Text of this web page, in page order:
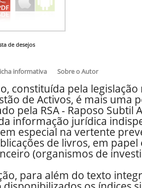
de desejos
informativa Sobre o Autor
constituída pela
de Activos, é mais uma
pela RSA - Raposo Subtil
informação jurídica
especial na vertente
de livros, em papel
(organismos de
para além do texto